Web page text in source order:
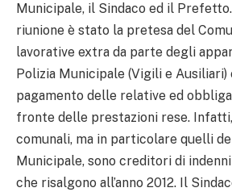
Municipale, il Sindaco ed il Prefetto.
riunione è stato la pretesa del
lavorative extra da parte degli
Polizia Municipale (Vigili e Ausiliari)
pagamento delle relative ed
fronte delle prestazioni rese.
comunali, ma in particolare quelli
Municipale, sono creditori di
che risalgono all’anno 2012. Il